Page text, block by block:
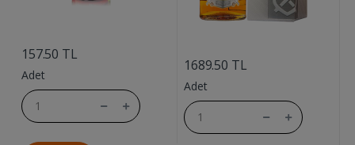
157.50 TL
Adet
1689.50 TL
Adet